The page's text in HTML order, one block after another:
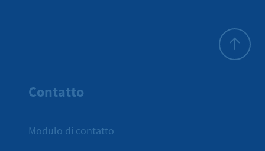
Contatto
Modulo di contatto